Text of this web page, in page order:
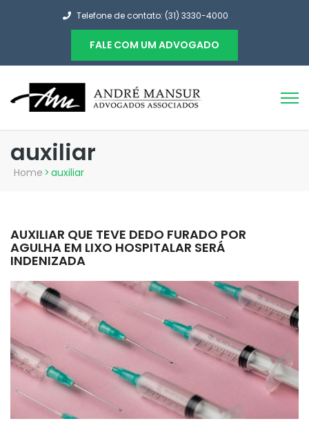
Telefone de contato: (31) 3330-4000
FALE COM UM ADVOGADO
auxiliar
Home > auxiliar
AUXILIAR QUE TEVE DEDO FURADO POR
AGULHA EM LIXO HOSPITALAR SERÁ
INDENIZADA